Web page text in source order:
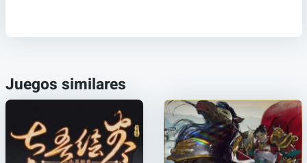
Juegos similares